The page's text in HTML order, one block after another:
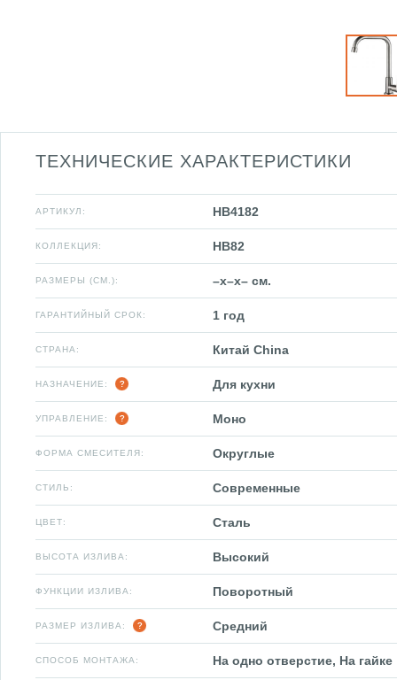
ТЕХНИЧЕСКИЕ ХАРАКТЕРИСТИКИ
АРТИКУЛ: HB4182
КОЛЛЕКЦИЯ: HB82
РАЗМЕРЫ (СМ.): –x–x– см.
ГАРАНТИЙНЫЙ СРОК: 1 год
СТРАНА: Китай China
НАЗНАЧЕНИЕ: Для кухни
УПРАВЛЕНИЕ: Моно
ФОРМА СМЕСИТЕЛЯ: Округлые
СТИЛЬ: Современные
ЦВЕТ: Сталь
ВЫСОТА ИЗЛИВА: Высокий
ФУНКЦИИ ИЗЛИВА: Поворотный
РАЗМЕР ИЗЛИВА: Средний
СПОСОБ МОНТАЖА: На одно отверстие, На гайке